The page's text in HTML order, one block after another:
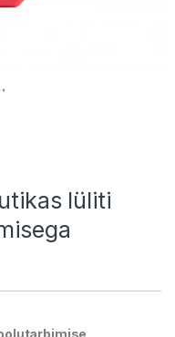
lüliti